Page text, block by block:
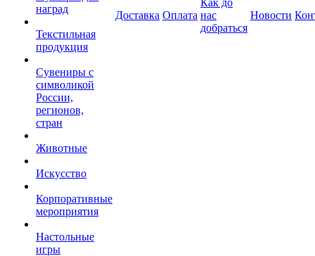
наград
Текстильная
продукция
Сувениры с
символикой
России,
регионов,
стран
Животные
Искусство
Корпоративные
мероприятия
Настольные
игры
Доставка Оплата
Как до
нас
добраться
Новости